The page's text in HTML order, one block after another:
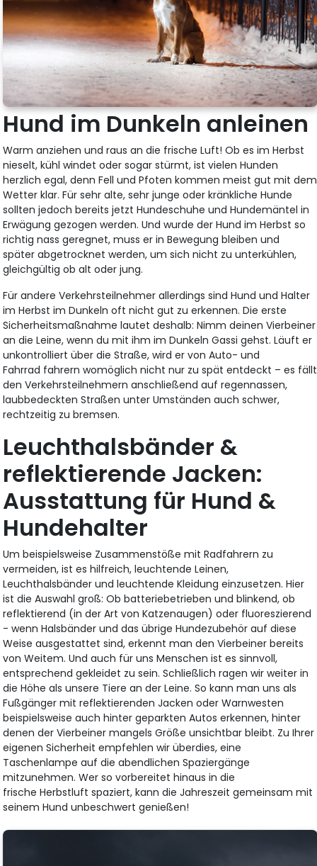
Hund im Dunkeln anleinen
Warm anziehen und raus an die frische Luft! Ob es im Herbst
nieselt, kühl windet oder sogar stürmt, ist vielen Hunden
herzlich egal, denn Fell und Pfoten kommen meist gut mit dem
Wetter klar. Für sehr alte, sehr junge oder kränkliche Hunde
sollten jedoch bereits jetzt Hundeschuhe und Hundemäntel in
Erwägung gezogen werden. Und wurde der Hund im Herbst so
richtig nass geregnet, muss er in Bewegung bleiben und
später abgetrocknet werden, um sich nicht zu unterkühlen,
gleichgültig ob alt oder jung.
Für andere Verkehrsteilnehmer allerdings sind Hund und Halter
im Herbst im Dunkeln oft nicht gut zu erkennen. Die erste
Sicherheitsmaßnahme lautet deshalb: Nimm deinen Vierbeiner
an die Leine, wenn du mit ihm im Dunkeln Gassi gehst. Läuft er
unkontrolliert über die Straße, wird er von Auto- und
Fahrrad fahrern womöglich nicht nur zu spät entdeckt – es fällt
den Verkehrsteilnehmern anschließend auf regennassen,
laubbedeckten Straßen unter Umständen auch schwer,
rechtzeitig zu bremsen.
Leuchthalsbänder &
reflektierende Jacken:
Ausstattung für Hund &
Hundehalter
Um beispielsweise Zusammenstöße mit Radfahrern zu
vermeiden, ist es hilfreich, leuchtende Leinen,
Leuchthalsbänder und leuchtende Kleidung einzusetzen. Hier
ist die Auswahl groß: Ob batteriebetrieben und blinkend, ob
reflektierend (in der Art von Katzenaugen) oder fluoreszierend
- wenn Halsbänder und das übrige Hundezubehör auf diese
Weise ausgestattet sind, erkennt man den Vierbeiner bereits
von Weitem. Und auch für uns Menschen ist es sinnvoll,
entsprechend gekleidet zu sein. Schließlich ragen wir weiter in
die Höhe als unsere Tiere an der Leine. So kann man uns als
Fußgänger mit reflektierenden Jacken oder Warnwesten
beispielsweise auch hinter geparkten Autos erkennen, hinter
denen der Vierbeiner mangels Größe unsichtbar bleibt. Zu Ihrer
eigenen Sicherheit empfehlen wir überdies, eine
Taschenlampe auf die abendlichen Spaziergänge
mitzunehmen. Wer so vorbereitet hinaus in die
frische Herbstluft spaziert, kann die Jahreszeit gemeinsam mit
seinem Hund unbeschwert genießen!